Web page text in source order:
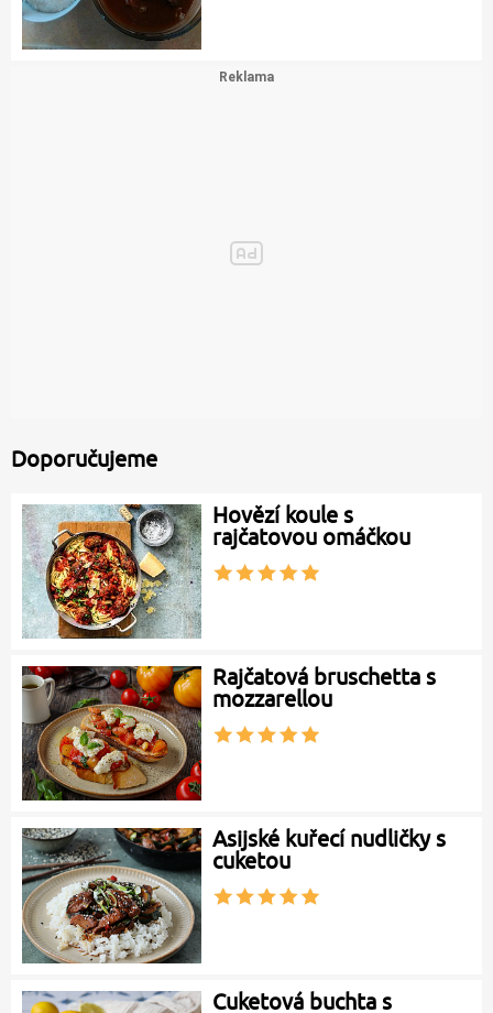
Doporučujeme
Hovězí koule s
rajčatovou omáčkou
Rajčatová bruschetta s
mozzarellou
Asijské kuřecí nudličky s
cuketou
Cuketová buchta s